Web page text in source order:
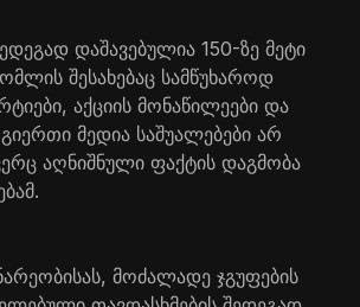
დაშავებულია 150-ზე მეტი
შესახებაც სამწუხაროდ
აქციის მონაწილეები და
მედია საშუალებები არ
აღნიშნული ფაქტის დაგმობა
მოძალადე ჯგუფების